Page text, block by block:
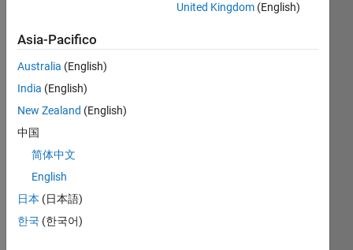
I
hav
e a
sup
r
pro
vid
gen
erat
ed
United Kingdom(English)
Asia-Pacifico
Australia (English)
India (English)
New Zealand (English)
中国
简体中文
English
日本 (日本語)
한국 (한국어)